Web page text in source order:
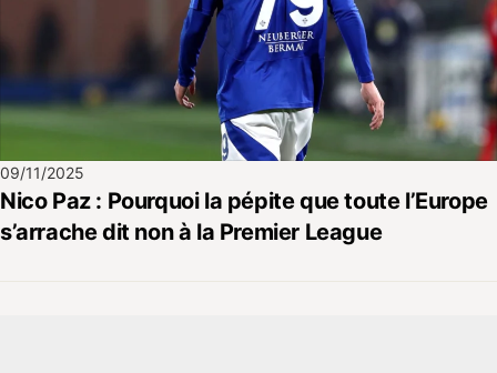
09/11/2025
Nico Paz : Pourquoi la pépite que toute l’Europe
s’arrache dit non à la Premier League